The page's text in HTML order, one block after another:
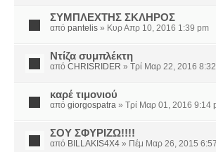
ΣΥΜΠΛΕΧΤΗΣ ΣΚΛΗΡΟΣ
από pantelis » Κυρ Απρ 10, 2016 1:39 pm
Ντίζα συμπλέκτη
από CHRISRIDER » Τρί Μαρ 22, 2016
καρέ τιμονιού
από giorgospatra » Τρί Μαρ 01, 2016 9:14
ΣΟΥ ΣΦΥΡΙΖΩ!!!!
από BILLAKIS4X4 » Πέμ Μαρ 26, 2015